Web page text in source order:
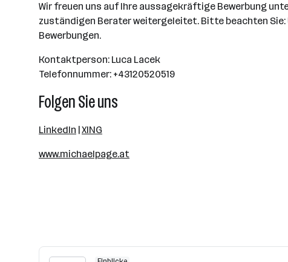
Wir freuen uns auf Ihre aussagekräftige Bewerbung
zuständigen Berater weitergeleitet. Bitte beachten
Bewerbungen.
Kontaktperson: Luca Lacek
Telefonnummer: +43120520519
Folgen Sie uns
LinkedIn |XING
www.michaelpage.at